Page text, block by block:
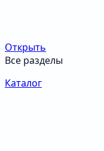
Открыть
Все разделы
Каталог